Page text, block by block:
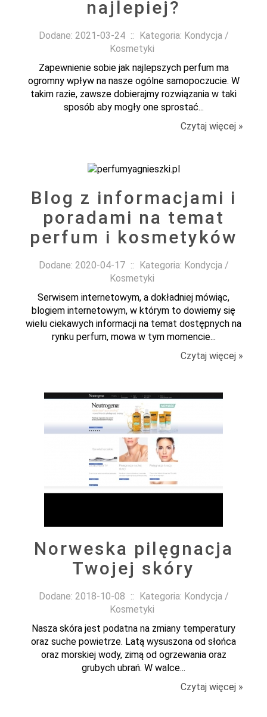
najlepiej?
Dodane: 2021-03-24 :: Kategoria: Kondycja /
Kosmetyki
Zapewnienie sobie jak najlepszych perfum ma
ogromny wpływ na nasze ogólne samopoczucie. W
takim razie, zawsze dobierajmy rozwiązania w taki
sposób aby mogły one sprostać...
Czytaj więcej »
Blog z informacjami i
poradami na temat
perfum i kosmetyków
Dodane: 2020-04-17 :: Kategoria: Kondycja /
Kosmetyki
Serwisem internetowym, a dokładniej mówiąc,
blogiem internetowym, w którym to dowiemy się
wielu ciekawych informacji na temat dostępnych na
rynku perfum, mowa w tym momencie...
Czytaj więcej »
Norweska pilęgnacja
Twojej skóry
Dodane: 2018-10-08 :: Kategoria: Kondycja /
Kosmetyki
Nasza skóra jest podatna na zmiany temperatury
oraz suche powietrze. Latą wysuszona od słońca
oraz morskiej wody, zimą od ogrzewania oraz
grubych ubrań. W walce...
Czytaj więcej »